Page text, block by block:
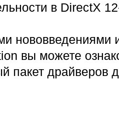
в DirectX
нововведениями
вы можете
пакет драйверов